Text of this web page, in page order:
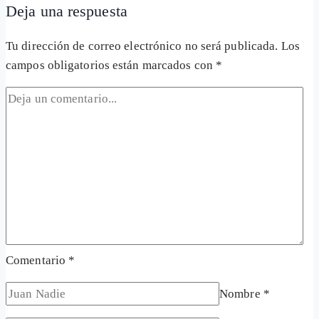
Deja una respuesta
Tu dirección de correo electrónico no será publicada. Los
campos obligatorios están marcados con *
Comentario *
Nombre *